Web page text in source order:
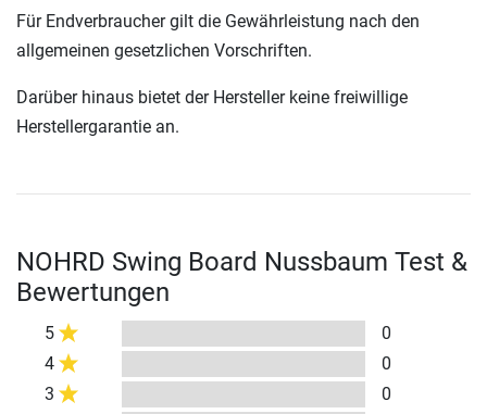
Für Endverbraucher gilt die Gewährleistung nach den
allgemeinen gesetzlichen Vorschriften.
Darüber hinaus bietet der Hersteller keine freiwillige
Herstellergarantie an.
NOHRD Swing Board Nussbaum Test &
Bewertungen
5
0
4
0
3
0